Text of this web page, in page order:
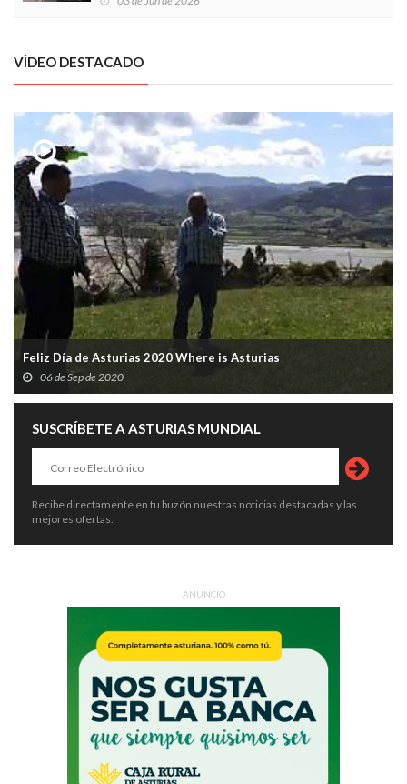
VÍDEO DESTACADO
Feliz Día de Asturias 2020 Where is Asturias
06 de Sep de 2020
SUSCRÍBETE A ASTURIAS MUNDIAL
Recibe directamente en tu buzón nuestras noticias destacadas y las
mejores ofertas.
ANUNCIO